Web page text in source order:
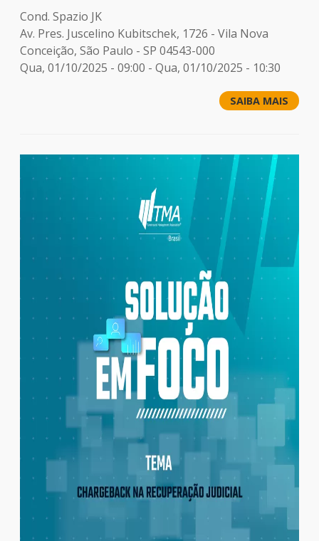
Cond. Spazio JK
Av. Pres. Juscelino Kubitschek, 1726 - Vila Nova
Conceição, São Paulo - SP 04543-000
Qua, 01/10/2025 - 09:00 - Qua, 01/10/2025 - 10:30
SAIBA MAIS